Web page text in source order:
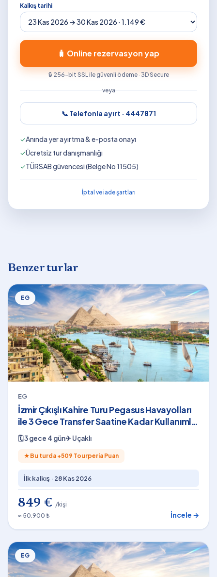
Kalkış tarihi
🧳 Online rezervasyon yap
🔒 256-bit SSL ile güvenli ödeme · 3D Secure
veya
📞 Telefonla ayırt · 4447871
✓Anında yer ayırtma & e-posta onayı
✓Ücretsiz tur danışmanlığı
✓TÜRSAB güvencesi (Belge No 11505)
İptal ve iade şartları
Benzer turlar
EG
EG
İzmir Çıkışlı Kahire Turu Pegasus Havayolları
ile 3 Gece Transfer Saatine Kadar Kullanımlı
Shakira Konser Bileti Dahil
🗓3 gece 4 gün✈Uçaklı
★ Bu turda +509 Tourperia Puan
İlk kalkış · 28 Kas 2026
849 € /kişi
≈ 50.900 ₺
İncele →
EG